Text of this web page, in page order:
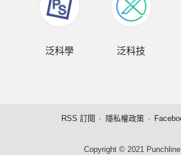
泛科學 泛科技
RSS 訂閱 隱私權政策
Copyright © 2021